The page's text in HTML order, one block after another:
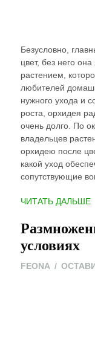
Безусловно,
цвет, без него
растением,
любителей
нужного ухода и
роста, орхидея
очень долго. По
владельцев
орхидею после
какой уход
сопутствующие
ЧИТАТЬ ДАЛЬШЕ
условиях
FEONA